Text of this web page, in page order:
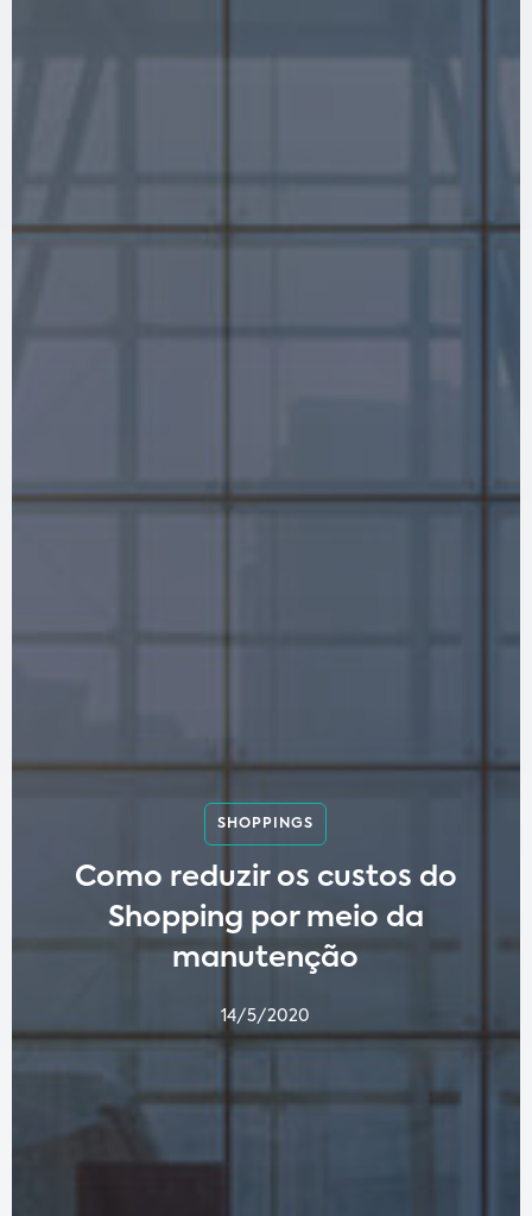
SHOPPINGS
Como reduzir os custos do
Shopping por meio da
manutenção
14/5/2020